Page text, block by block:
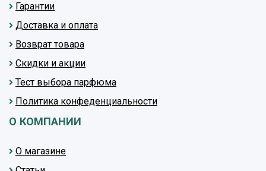
Гарантии
Доставка и оплата
Возврат товара
Скидки и акции
Тест выбора парфюма
Политика конфеденциальности
О КОМПАНИИ
О магазине